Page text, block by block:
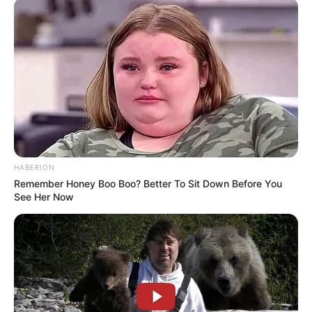
Fonte:madebyuss
HABERION
Remember Honey Boo Boo? Better To Sit Down Before You
See Her Now